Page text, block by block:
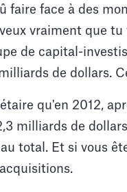
faire face à des
vraiment que
de capital-
de dollars.
qu'en 2012,
milliards de
total. Et si vous